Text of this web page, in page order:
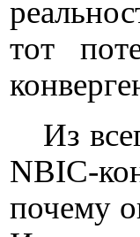
тот
Из
NBIC-
почему